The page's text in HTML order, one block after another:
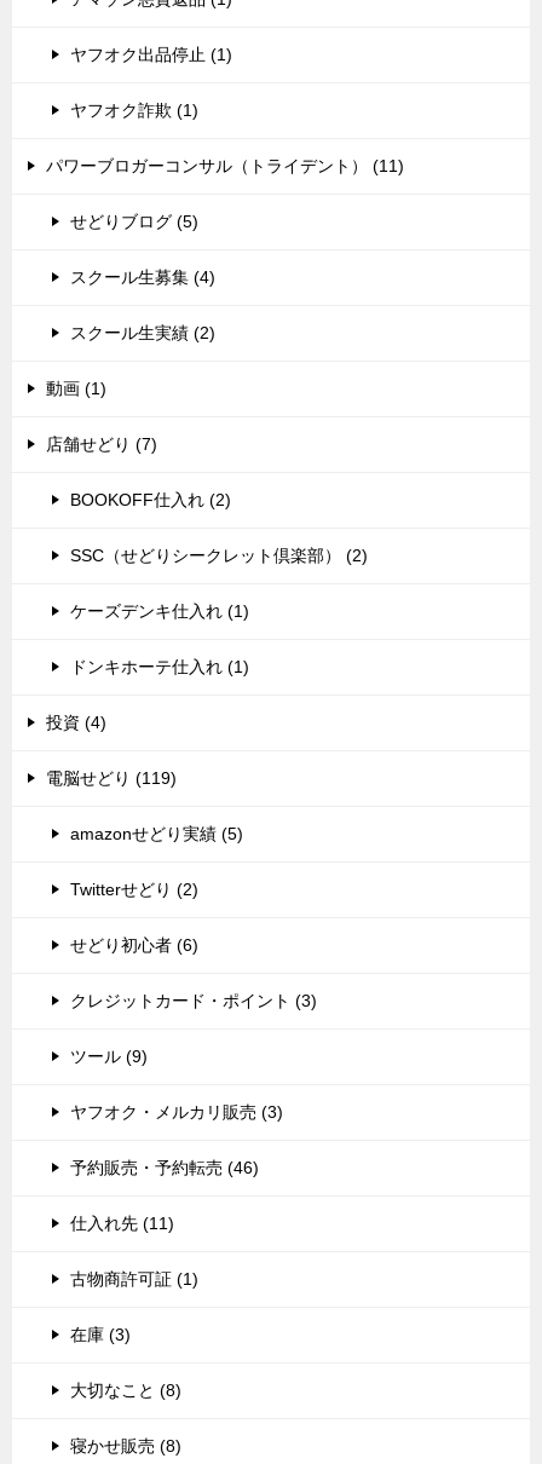
ヤフオク出品停止 (1)
ヤフオク詐欺 (1)
パワーブロガーコンサル（トライデント） (11)
せどりブログ (5)
スクール生募集 (4)
スクール生実績 (2)
動画 (1)
店舗せどり (7)
BOOKOFF仕入れ (2)
SSC（せどりシークレット倶楽部） (2)
ケーズデンキ仕入れ (1)
ドンキホーテ仕入れ (1)
投資 (4)
電脳せどり (119)
amazonせどり実績 (5)
Twitterせどり (2)
せどり初心者 (6)
クレジットカード・ポイント (3)
ツール (9)
ヤフオク・メルカリ販売 (3)
予約販売・予約転売 (46)
仕入れ先 (11)
古物商許可証 (1)
在庫 (3)
大切なこと (8)
寝かせ販売 (8)